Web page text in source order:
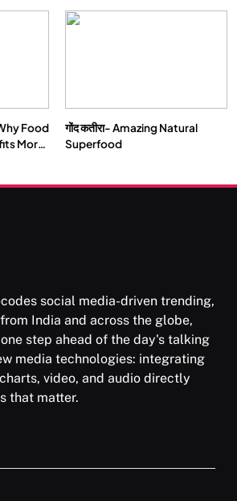
Our Deepest Habits
Food
More
गोंद कतीरा- Amazing Natural
Superfood
social media-driven trending,
India and across the globe,
step ahead of the day's talking
media technologies: integrating
video, and audio directly
that matter.